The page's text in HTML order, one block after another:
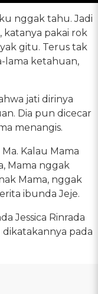
nggak tahu. Jadi
katanya pakai rok
gitu. Terus tak
lama ketahuan,
jati dirinya
Dia pun dicecar
menangis.
Kalau Mama
Mama nggak
Mama, nggak
ibunda Jeje.
Jessica Rinrada
pada